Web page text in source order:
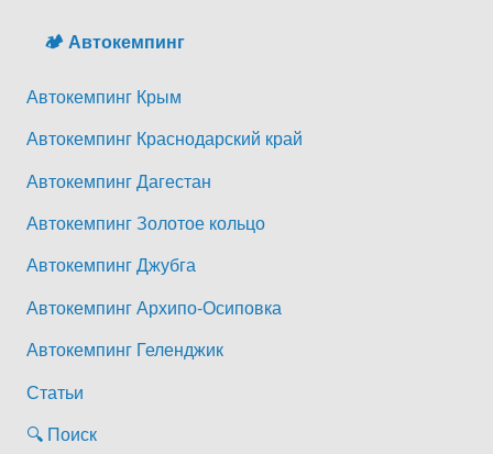
🏕️ Автокемпинг
Автокемпинг Крым
Автокемпинг Краснодарский край
Автокемпинг Дагестан
Автокемпинг Золотое кольцо
Автокемпинг Джубга
Автокемпинг Архипо-Осиповка
Автокемпинг Геленджик
Статьи
🔍 Поиск